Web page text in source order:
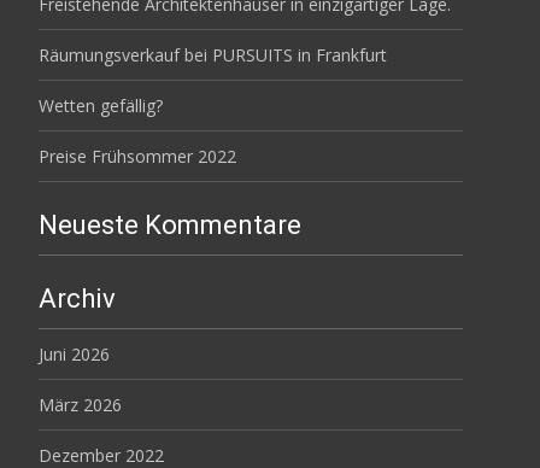
Räumungsverkauf bei PURSUITS in Frankfurt
Wetten gefällig?
Preise Frühsommer 2022
Neueste Kommentare
Archiv
Juni 2026
März 2026
Dezember 2022